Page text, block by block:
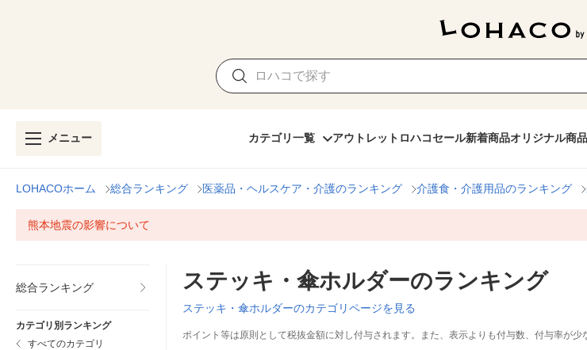
メニュー カテゴリ一覧 アウトレット ロハコセール新着商品オリジナル商品
LOHACOホーム 総合ランキング 医薬品・ヘルスケア・介護のランキング 介護食・介護用品のランキング
熊本地震の影響について
総合ランキング
カテゴリ別ランキング
すべてのカテゴリ
ステッキ・傘ホルダーのランキング
ステッキ・傘ホルダーのカテゴリページを見る
ポイント等は原則として税抜金額に対し付与されます。また、表示よりも付与数、付与率が